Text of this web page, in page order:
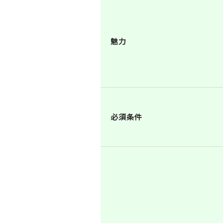
魅力
必須条件